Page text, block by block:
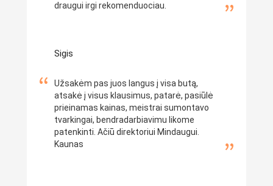
draugui irgi rekomenduociau.
Sigis
Užsakėm pas juos langus į visa butą,
atsakė į visus klausimus, patarė, pasiūlė
prieinamas kainas, meistrai sumontavo
tvarkingai, bendradarbiavimu likome
patenkinti. Ačiū direktoriui Mindaugui.
Kaunas